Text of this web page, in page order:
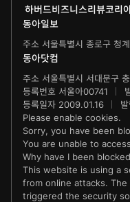
수학동아
어린이수학동아
브랜더쿠
IT동아
게임동아
동아주니어음악콩쿠르
동아주니어국악콩쿠르
동아마라톤
동아연극상
LG와 함께 하는 서울국제
제주 국제사진공모전
하서학술재단
하버드비즈니스리뷰코리
동아일보
주소 서울특별시 종로구 청
동아닷컴
주소 서울특별시 서대문구
등록번호 서울아00741
등록일자 2009.01.16
Please enable cookies.
Sorry, you have been
You are unable to access
Why have I been
This website is using a
from online attacks.
triggered the security